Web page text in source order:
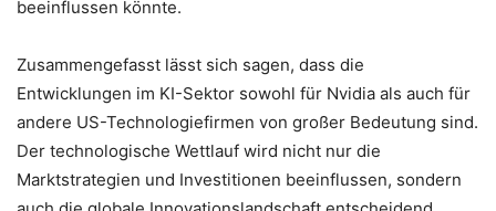
beeinflussen könnte.
Zusammengefasst lässt sich sagen, dass die
Entwicklungen im KI-Sektor sowohl für Nvidia als auch für
andere US-Technologiefirmen von großer Bedeutung sind.
Der technologische Wettlauf wird nicht nur die
Marktstrategien und Investitionen beeinflussen, sondern